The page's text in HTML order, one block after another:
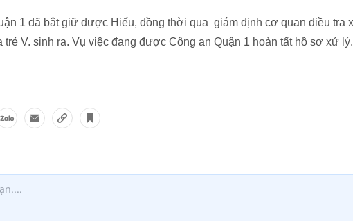
1 đã bắt giữ được Hiếu, đồng thời qua giám định cơ quan điều tra
trẻ V. sinh ra. Vụ việc đang được Công an Quận 1 hoàn tất hồ sơ xử lý.